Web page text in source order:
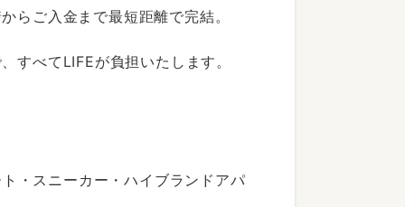
らご入金まで最短距離で完結。
すべてLIFEが負担いたします。
・スニーカー・ハイブランドアパ